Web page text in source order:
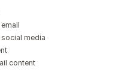
media
content